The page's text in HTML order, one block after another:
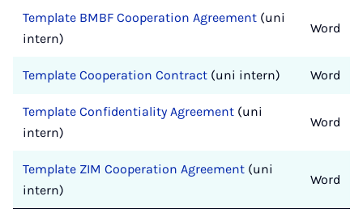
Template BMBF Cooperation Agreement (uni
intern)
Word
Template Cooperation Contract (uni intern) Word
Template Confidentiality Agreement (uni
intern)
Word
Template ZIM Cooperation Agreement (uni
intern)
Word